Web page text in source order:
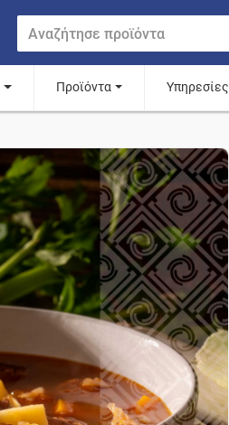
Προϊόντα Υπηρεσίες